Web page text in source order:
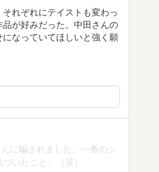
れぞれにテイストも変わっ
が好みだった。中田さんの
なっていてほしいと強く願
に騙されました。一番のシ
いたこと。（笑）